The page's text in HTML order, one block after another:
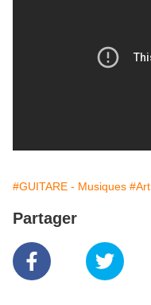
#GUITARE - Musiques #Art
Partager